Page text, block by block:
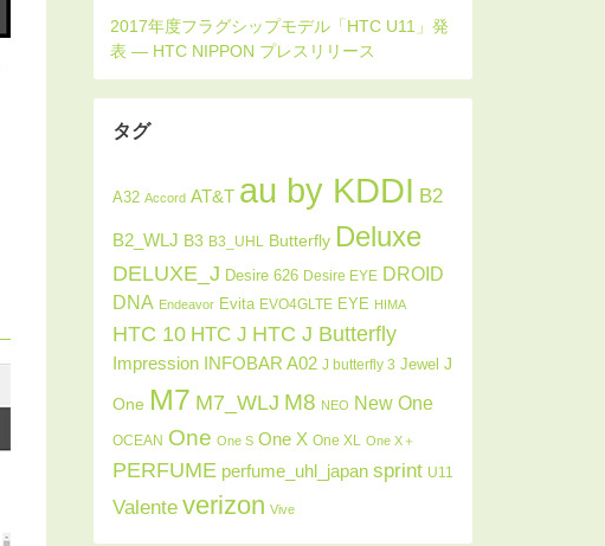
タグ
A32 Accord AT&T au by KDDI B2
B2_WLJ B3 B3_UHL Butterfly Deluxe
DELUXE_J Desire 626 Desire EYE DROID
DNA Endeavor Evita EVO4GLTE EYE HIMA
HTC 10 HTC J HTC J Butterfly
Impression INFOBAR A02 J butterfly 3 Jewel J
One M7 M7_WLJ M8 NEO New One
OCEAN One One S One X One XL One X＋
PERFUME perfume_uhl_japan sprint U11
Valente verizon Vive